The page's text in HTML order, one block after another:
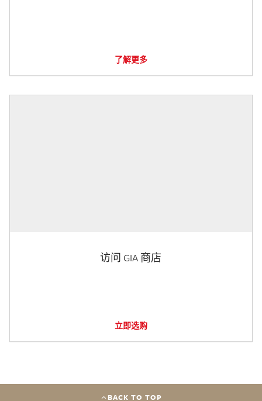
了解更多
访问 GIA 商店
立即选购
BACK TO TOP